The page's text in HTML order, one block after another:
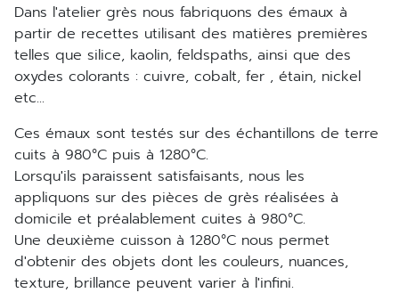
Dans l'atelier grès nous fabriquons des émaux à
partir de recettes utilisant des matières premières
telles que silice, kaolin, feldspaths, ainsi que des
oxydes colorants : cuivre, cobalt, fer , étain, nickel
etc...
Ces émaux sont testés sur des échantillons de terre
cuits à 980°C puis à 1280°C.
Lorsqu'ils paraissent satisfaisants, nous les
appliquons sur des pièces de grès réalisées à
domicile et préalablement cuites à 980°C.
Une deuxième cuisson à 1280°C nous permet
d'obtenir des objets dont les couleurs, nuances,
texture, brillance peuvent varier à l'infini.